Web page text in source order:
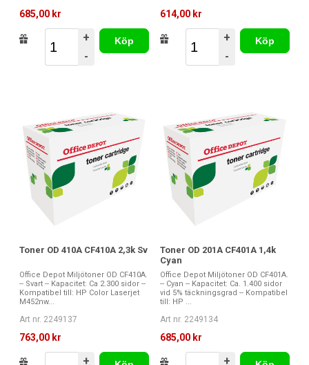
685,00 kr
+
-
Köp
614,00 kr
+
-
Köp
Toner OD 410A CF410A 2,3k Sv
Office Depot Miljötoner OD CF410A.
-- Svart -- Kapacitet: Ca 2.300 sidor --
Kompatibel till: HP Color Laserjet
M452nw...
Art nr. 2249137
763,00 kr
+
Toner OD 201A CF401A 1,4k
Cyan
Office Depot Miljötoner OD CF401A.
-- Cyan -- Kapacitet: Ca. 1.400 sidor
vid 5% täckningsgrad -- Kompatibel
till: HP ...
Art nr. 2249134
685,00 kr
+